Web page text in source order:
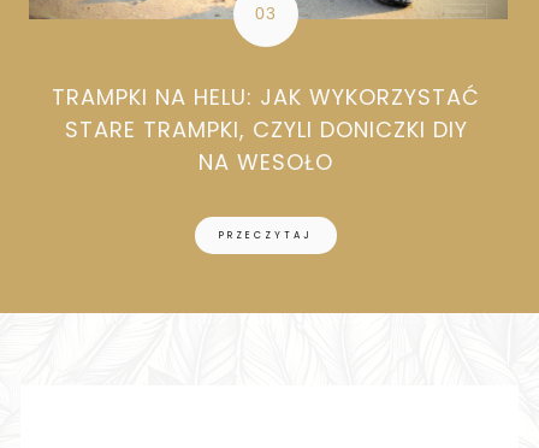
TRAMPKI NA HELU: JAK WYKORZYSTAĆ
STARE TRAMPKI, CZYLI DONICZKI DIY
NA WESOŁO
PRZECZYTAJ